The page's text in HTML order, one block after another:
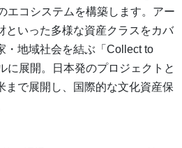
エコシステムを構築します。アー
といった多様な資産クラスをカバ
・地域社会を結ぶ「Collect to
に展開。日本発のプロジェクトと
まで展開し、国際的な文化資産保